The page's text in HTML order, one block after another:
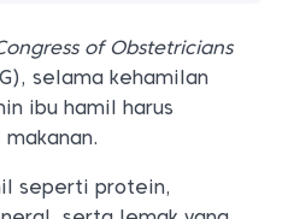
of Obstetricians
selama kehamilan
ibu hamil harus
seperti protein,